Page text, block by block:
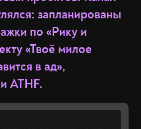
запланированы
по «Рику и
«Твоё милое
в ад»,
ATHF.